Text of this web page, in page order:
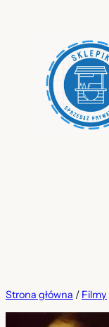
Strona główna / Filmy